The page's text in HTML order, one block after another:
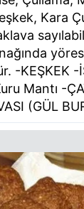
Kara
-KEŞKEK -
Mantı -
(GÜL